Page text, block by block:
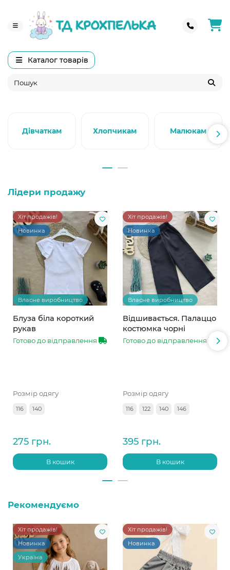
Каталог товарів
Дівчаткам Хлопчикам Малюкам
Лідери продажу
Хіт продажів!
Новинка
Власне виробництво
Блуза біла короткий
рукав
Готово до відправлення
Розмір одягу
116 140
275 грн.
В кошик
Хіт продажів!
Новинка
Власне виробництво
Відшивається. Палаццо
костюмка чорні
Готово до відправлення
Розмір одягу
116 122 140 146
395 грн.
В кошик
Рекомендуємо
Хіт продажів!
Новинка
Україна
Хіт продажів!
Новинка